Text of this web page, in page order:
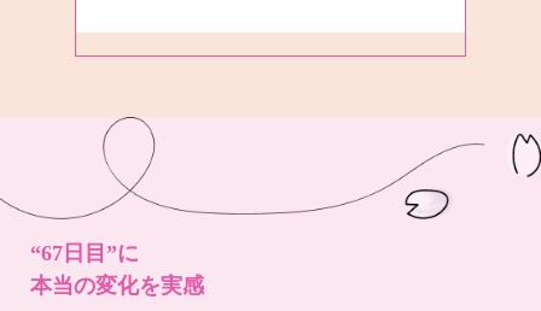
“67日目”に
本当の変化を実感